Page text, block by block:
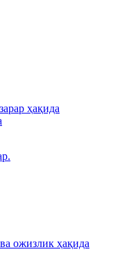
ҳақида
ожизлик ҳақида